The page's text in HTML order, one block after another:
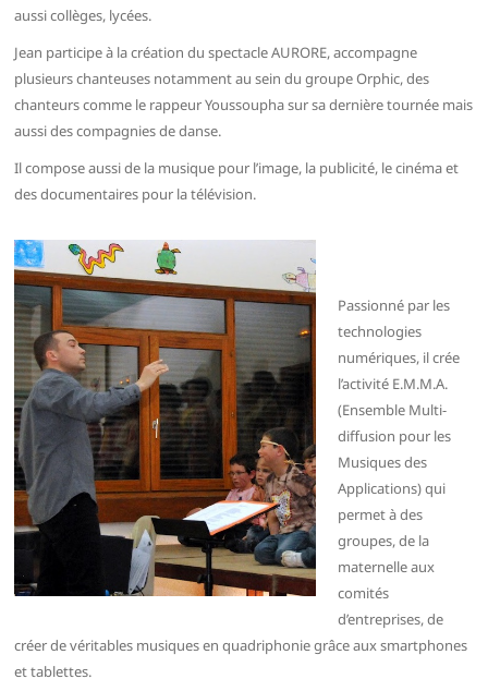
aussi collèges, lycées.
Jean participe à la création du spectacle AURORE, accompagne
plusieurs chanteuses notamment au sein du groupe Orphic, des
chanteurs comme le rappeur Youssoupha sur sa dernière tournée mais
aussi des compagnies de danse.
Il compose aussi de la musique pour l’image, la publicité, le cinéma et
des documentaires pour la télévision.
Passionné par les
technologies
numériques, il crée
l’activité E.M.M.A.
(Ensemble Multi-
diffusion pour les
Musiques des
Applications) qui
permet à des
groupes, de la
maternelle aux
comités
d’entreprises, de
créer de véritables musiques en quadriphonie grâce aux smartphones
et tablettes.